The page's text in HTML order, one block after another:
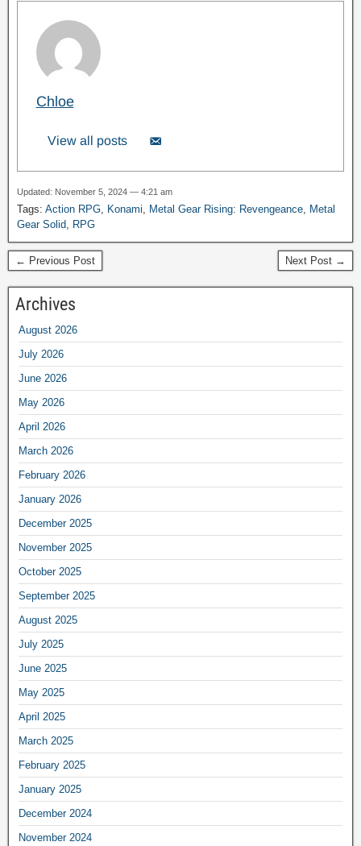
Chloe
View all posts
Updated: November 5, 2024 — 4:21 am
Tags: Action RPG, Konami, Metal Gear Rising: Revengeance, Metal
Gear Solid, RPG
← Previous Post Next Post →
Archives
August 2026
July 2026
June 2026
May 2026
April 2026
March 2026
February 2026
January 2026
December 2025
November 2025
October 2025
September 2025
August 2025
July 2025
June 2025
May 2025
April 2025
March 2025
February 2025
January 2025
December 2024
November 2024